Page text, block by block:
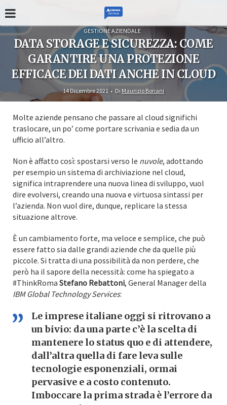
GESTIONE AZIENDALE
DATA STORAGE E SICUREZZA: COME
GARANTIRE UNA PROTEZIONE
EFFICACE DEI DATI ANCHE IN CLOUD
14 Dicembre 2021 Di Maurizio Boriani
Molte aziende pensano che passare al cloud significhi
traslocare, un po’ come portare scrivania e sedia da un
ufficio all’altro.
Non è affatto così: spostarsi verso le nuvole, adottando
per esempio un sistema di archiviazione nel cloud,
significa intraprendere una nuova linea di sviluppo, vuol
dire evolversi, creando una nuova e virtuosa sintassi per
l’azienda. Non vuol dire, dunque, replicare la stessa
situazione altrove.
È un cambiamento forte, ma veloce e semplice, che può
essere fatto sia dalle grandi aziende che da quelle più
piccole. Si tratta di una possibilità da non perdere, che
però ha il sapore della necessità: come ha spiegato a
#ThinkRoma Stefano Rebattoni, General Manager della
IBM Global Technology Services:
Le imprese italiane oggi si ritrovano a
un bivio: da una parte c’è la scelta di
mantenere lo status quo e di attendere,
dall’altra quella di fare leva sulle
tecnologie esponenziali, ormai
pervasive e a costo contenuto.
Imboccare la prima strada è l’errore da